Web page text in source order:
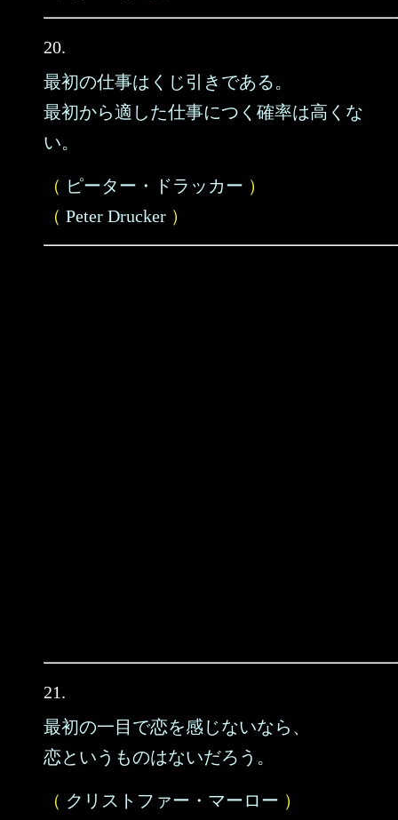
20.
最初の仕事はくじ引きである。
最初から適した仕事につく確率は高くな
い。
（ ピーター・ドラッカー ）
（ Peter Drucker ）
21.
最初の一目で恋を感じないなら、
恋というものはないだろう。
（ クリストファー・マーロー ）